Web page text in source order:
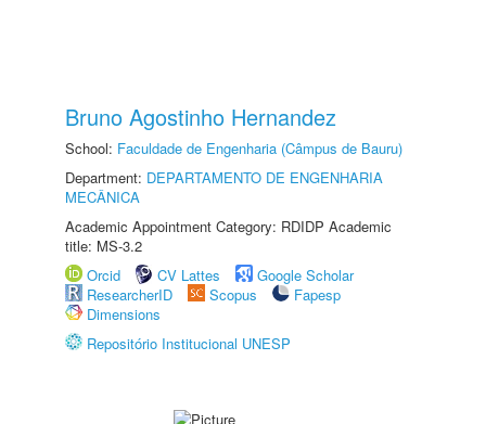
Bruno Agostinho Hernandez
School: Faculdade de Engenharia (Câmpus de Bauru)
Department: DEPARTAMENTO DE ENGENHARIA
MECÂNICA
Academic Appointment Category: RDIDP Academic
title: MS-3.2
Orcid
CV Lattes
Google Scholar
ResearcherID
Scopus
Fapesp
Dimensions
Repositório Institucional UNESP